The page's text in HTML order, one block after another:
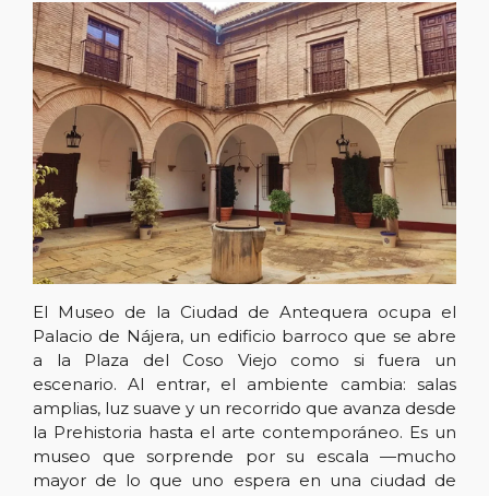
El Museo de la Ciudad de Antequera ocupa el
Palacio de Nájera, un edificio barroco que se abre
a la Plaza del Coso Viejo como si fuera un
escenario. Al entrar, el ambiente cambia: salas
amplias, luz suave y un recorrido que avanza desde
la Prehistoria hasta el arte contemporáneo. Es un
museo que sorprende por su escala —mucho
mayor de lo que uno espera en una ciudad de